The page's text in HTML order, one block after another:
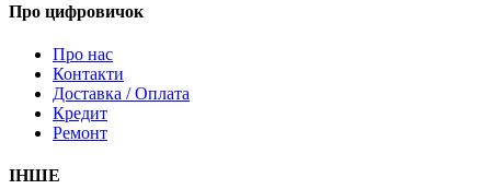
Про цифровичок
Про нас
Контакти
Доставка / Оплата
Кредит
Ремонт
ІНШЕ